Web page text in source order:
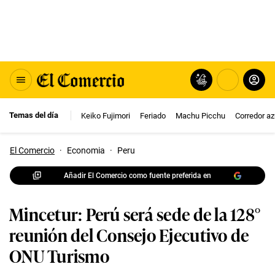
Temas del día Keiko Fujimori Feriado Machu Picchu Corredor
El Comercio · Economia · Peru
Añadir El Comercio como fuente preferida en
Mincetur: Perú será sede de la 128°
reunión del Consejo Ejecutivo de
ONU Turismo